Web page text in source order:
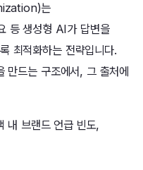
는
등 생성형 AI가 답변을
최적화하는 전략입니다.
만드는 구조에서, 그 출처에
내 브랜드 언급 빈도,